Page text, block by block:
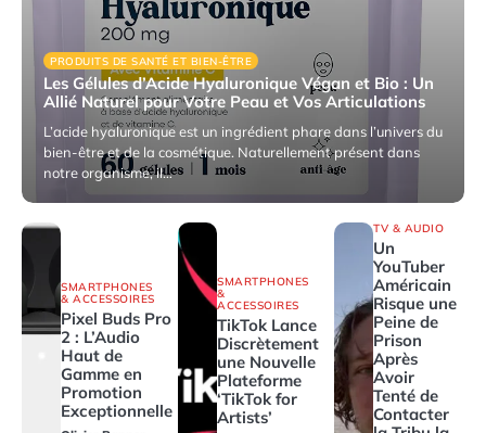
PRODUITS DE SANTÉ ET BIEN-ÊTRE
Les Gélules d’Acide Hyaluronique Végan et Bio : Un
Allié Naturel pour Votre Peau et Vos Articulations
L’acide hyaluronique est un ingrédient phare dans l’univers du
bien-être et de la cosmétique. Naturellement présent dans
notre organisme, il…
4 avril 2025
SMARTPHONES
& ACCESSOIRES
Pixel Buds Pro
2 : L’Audio
Haut de
Gamme en
Promotion
Exceptionnelle
SMARTPHONES
&
ACCESSOIRES
TikTok Lance
Discrètement
une Nouvelle
Plateforme
‘TikTok for
Artists’
TV & AUDIO
Un
YouTuber
Américain
Risque une
Peine de
Prison
Après
Avoir
Tenté de
Contacter